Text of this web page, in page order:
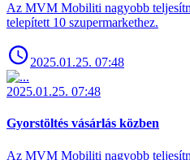
Az MVM Mobiliti nagyobb
telepített 10 szupermarkethez.
2025.01.25. 07:48
2025.01.25. 07:48
Gyorstöltés vásárlás közben
Az MVM Mobiliti nagyobb